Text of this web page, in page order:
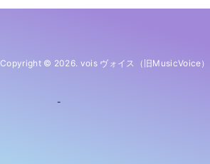
Copyright © 2026. vois ヴォイス（旧MusicVoice）
-